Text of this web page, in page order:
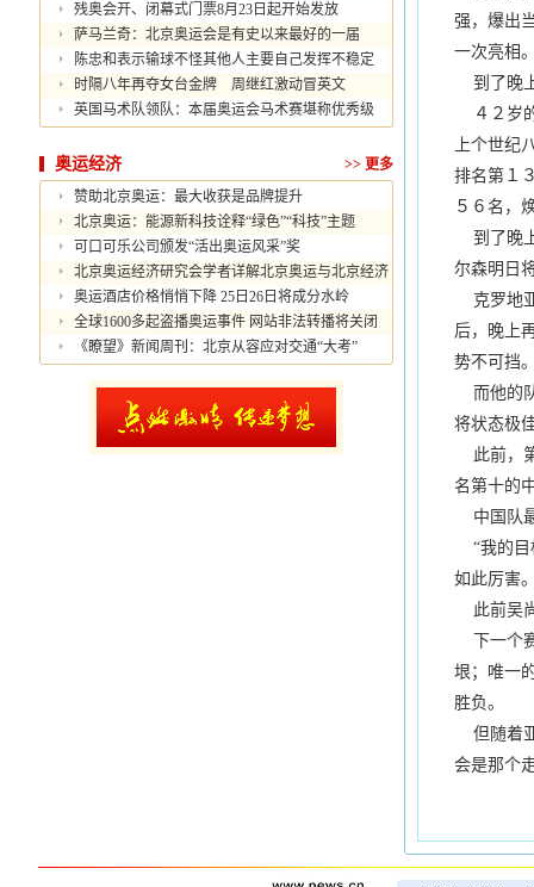
残奥会开、闭幕式门票8月23日起开始发放
萨马兰奇：北京奥运会是有史以来最好的一届
陈忠和表示输球不怪其他人主要自己发挥不稳定
时隔八年再夺女台金牌 周继红激动冒英文
英国马术队领队：本届奥运会马术赛堪称优秀级
奥运经济 >> 更多
赞助北京奥运：最大收获是品牌提升
北京奥运：能源新科技诠释“绿色”“科技”主题
可口可乐公司颁发“活出奥运风采”奖
北京奥运经济研究会学者详解北京奥运与北京经济
奥运酒店价格悄悄下降 25日26日将成分水岭
全球1600多起盗播奥运事件 网站非法转播将关闭
《瞭望》新闻周刊：北京从容应对交通“大考”
强，爆出
一次亮相
到了晚
４２岁
上个世纪
排名第１
５６名，
到了晚
尔森明日
克罗地
后，晚上
势不可挡
而他的
将状态极
此前，
名第十的
中国队
“我的目
如此厉害
此前吴
下一个
垠；唯一
胜负。
但随着
会是那个